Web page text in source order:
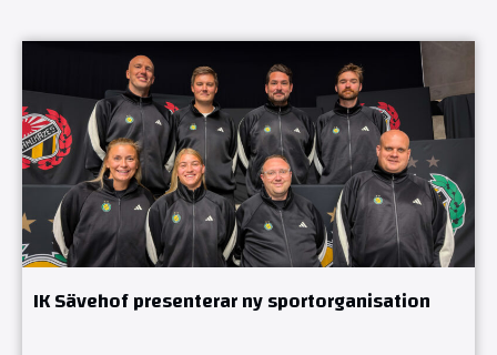
IK Sävehof presenterar ny sportorganisation